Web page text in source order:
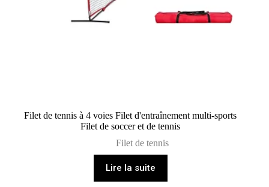
Filet de tennis à 4 voies Filet d'entraînement multi-sports
Filet de soccer et de tennis
Filet de tennis
Lire la suite